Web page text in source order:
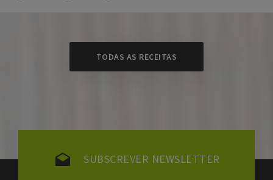
TODAS AS RECEITAS
SUBSCREVER NEWSLETTER